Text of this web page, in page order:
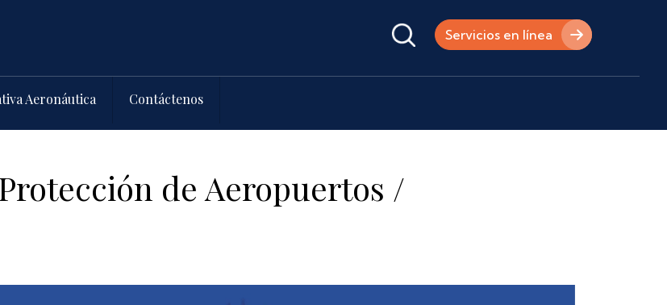
Servicios en línea
Aeronáutica Contáctenos
de Aeropuertos /